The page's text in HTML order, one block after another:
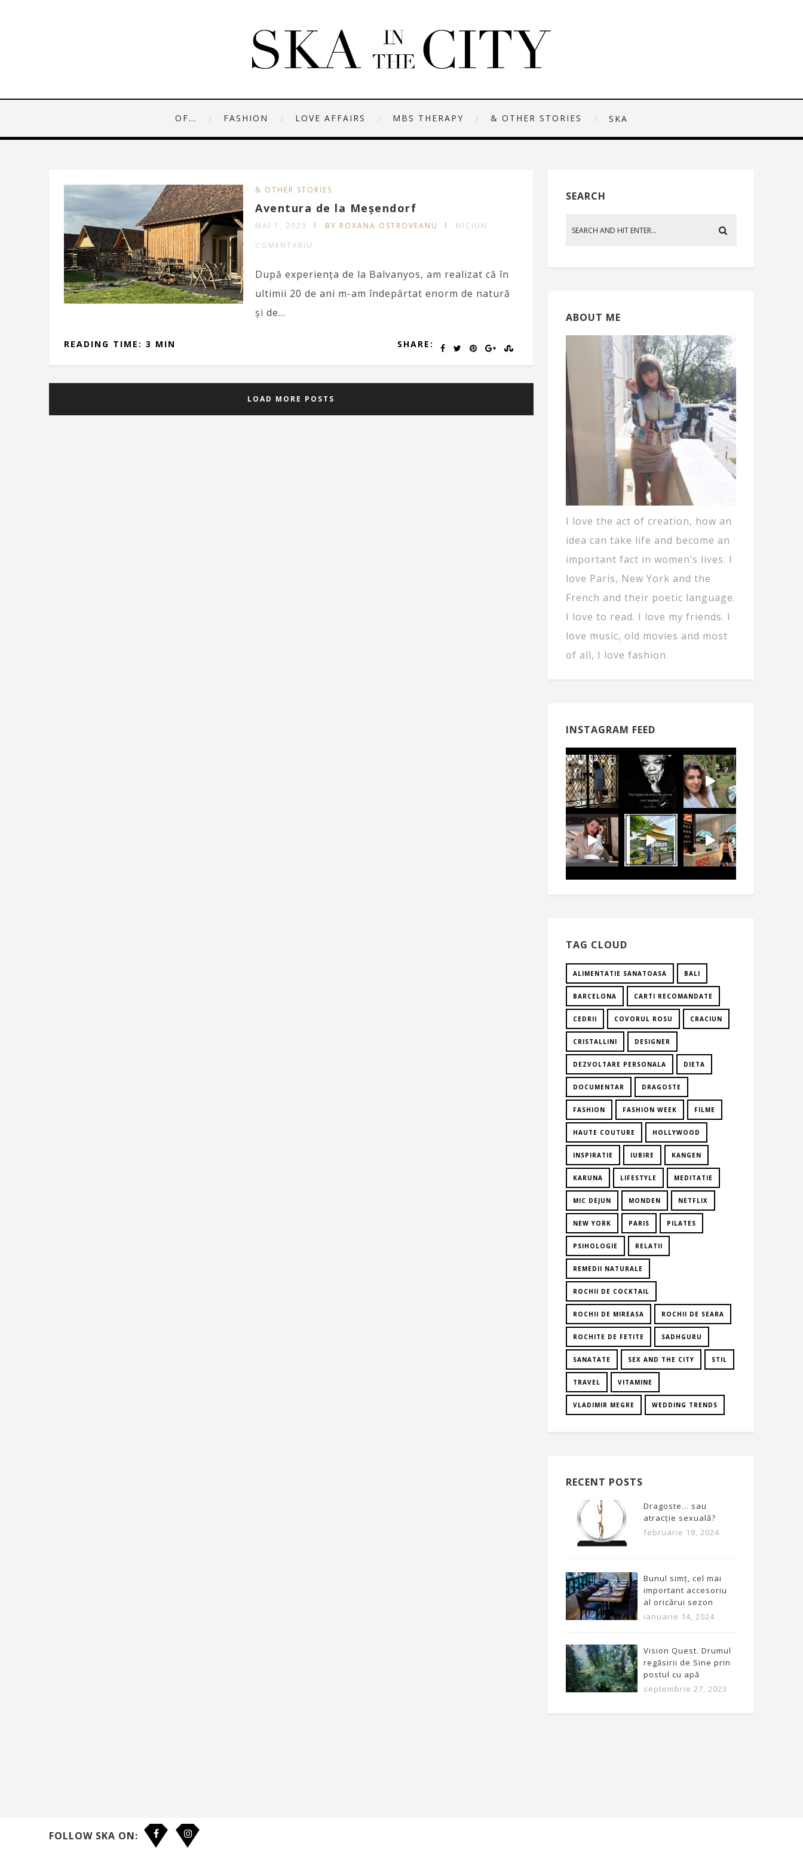
OF… FASHION LOVE AFFAIRS MBS THERAPY & OTHER STORIES SKA
& OTHER STORIES
Aventura de la Meșendorf
MAI 1, 2023 BY ROXANA OSTROVEANU
NICIUN
COMENTARIU
După experiența de la Balvanyos, am realizat că în
ultimii 20 de ani m-am îndepărtat enorm de natură
și de…
SHARE:
READING TIME: 3 MIN
LOAD MORE POSTS
SEARCH
ABOUT ME
I love the act of creation, how an
idea can take life and become an
important fact in women’s lives. I
love Paris, New York and the
French and their poetic language.
I love to read. I love my friends. I
love music, old movies and most
of all, I love fashion.
INSTAGRAM FEED
TAG CLOUD
ALIMENTATIE SANATOASA BALI
BARCELONA CARTI RECOMANDATE
CEDRII COVORUL ROSU CRACIUN
CRISTALLINI DESIGNER
DEZVOLTARE PERSONALA DIETA
DOCUMENTAR DRAGOSTE
FASHION FASHION WEEK FILME
HAUTE COUTURE HOLLYWOOD
INSPIRATIE IUBIRE KANGEN
KARUNA LIFESTYLE MEDITATIE
MIC DEJUN MONDEN NETFLIX
NEW YORK PARIS PILATES
PSIHOLOGIE RELATII
REMEDII NATURALE
ROCHII DE COCKTAIL
ROCHII DE MIREASA ROCHII DE SEARA
ROCHITE DE FETITE SADHGURU
SANATATE SEX AND THE CITY STIL
TRAVEL VITAMINE
VLADIMIR MEGRE WEDDING TRENDS
RECENT POSTS
Dragoste… sau
atracție sexuală?
februarie 18, 2024
Bunul simț, cel mai
important accesoriu
al oricărui sezon
ianuarie 14, 2024
Vision Quest. Drumul
regăsirii de Sine prin
postul cu apă
septembrie 27, 2023
FOLLOW SKA ON: